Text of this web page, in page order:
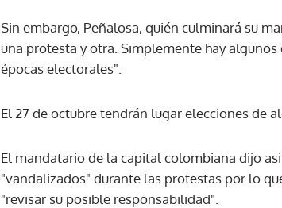
Gracias
Sin embargo, Peñalosa, quién culminará su
una protesta y otra. Simplemente hay
épocas electorales".
El 27 de octubre tendrán lugar elecciones de
El mandatario de la capital colombiana dijo
"vandalizados" durante las protestas por lo
"revisar su posible responsabilidad".